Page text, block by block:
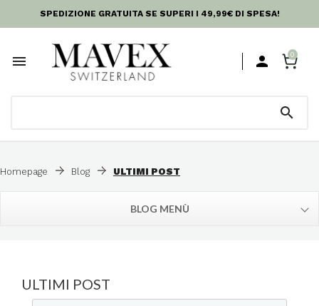
SPEDIZIONE GRATUITA SE SUPERI I 49,99€ DI SPESA!
  0

Homepage Blog ULTIMI POST
BLOG MENÙ
ULTIMI POST